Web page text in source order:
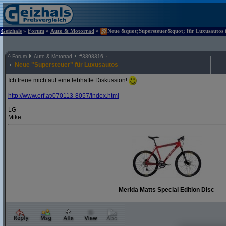
Geizhals » Forum » Auto & Motorrad » Neue &quot;Supersteuer&quot; für Luxusautos
^ Forum Auto & Motorrad #3898316
Neue "Supersteuer" für Luxusautos
Ich freue mich auf eine lebhafte Diskussion!
http://www.orf.at/070113-8057/index.html
LG
Mike
Merida Matts Special Edition Disc